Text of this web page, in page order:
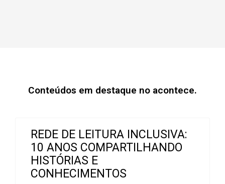
Conteúdos em destaque no acontece.
REDE DE LEITURA INCLUSIVA:
10 ANOS COMPARTILHANDO
HISTÓRIAS E
CONHECIMENTOS